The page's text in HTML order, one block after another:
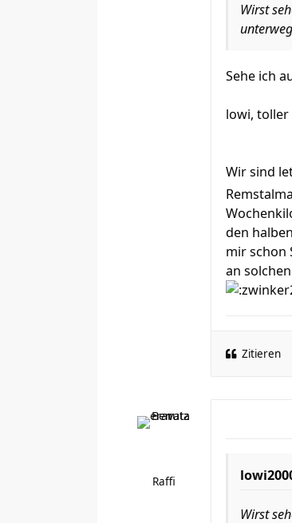
Wirst
Sehe ich
lowi, toller
Wir sind
den
mir schon
an
Zitieren
Raffi
Wirst